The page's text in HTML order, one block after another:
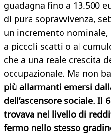
guadagna fino a 13.500
di pura sopravvivenza,
un incremento
a piccoli scatti o al
che a una reale crescita
occupazionale. Ma non
più allarmanti emersi
dell’ascensore sociale. Il
trovava nel livello di
fermo nello stesso